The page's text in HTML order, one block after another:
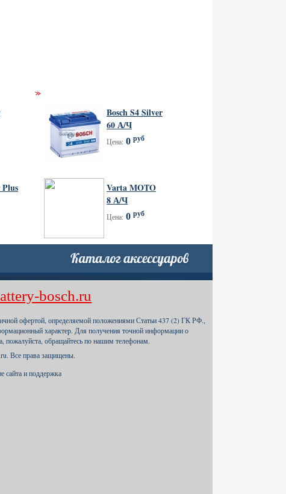
Bosch S4 Silver
60 А/Ч
Цена: 0 руб
Plus
Varta MOTO
8 А/Ч
Цена: 0 руб
bosch.ru
офертой, определяемой положениями Статьи 437 (2) ГК РФ.,
характер. Для получения точной информации о
пожалуйста, обращайтесь по нашим телефонам.
Все права защищены.
сайта и поддержка